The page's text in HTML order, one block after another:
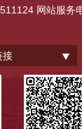
网站服务
接